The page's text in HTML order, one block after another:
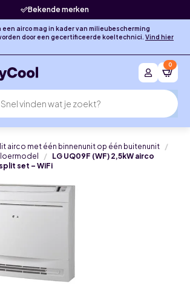
Bekende merken
airco mag in kader van milieubescherming
door een gecertificeerde koeltechnici. Vind hier
0
airco met één binnenunit op één buitenunit
LG UQ09F (WF) 2,5kW airco
set – WiFi